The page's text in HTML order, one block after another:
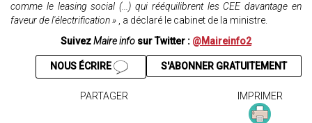
comme le leasing social (...) qui rééquilibrent les CEE davantage en
faveur de l'électrification » , a déclaré le cabinet de la ministre.
SuivezMaire info sur Twitter : @Maireinfo2
S'ABONNER GRATUITEMENT
NOUS ÉCRIRE
PARTAGER IMPRIMER